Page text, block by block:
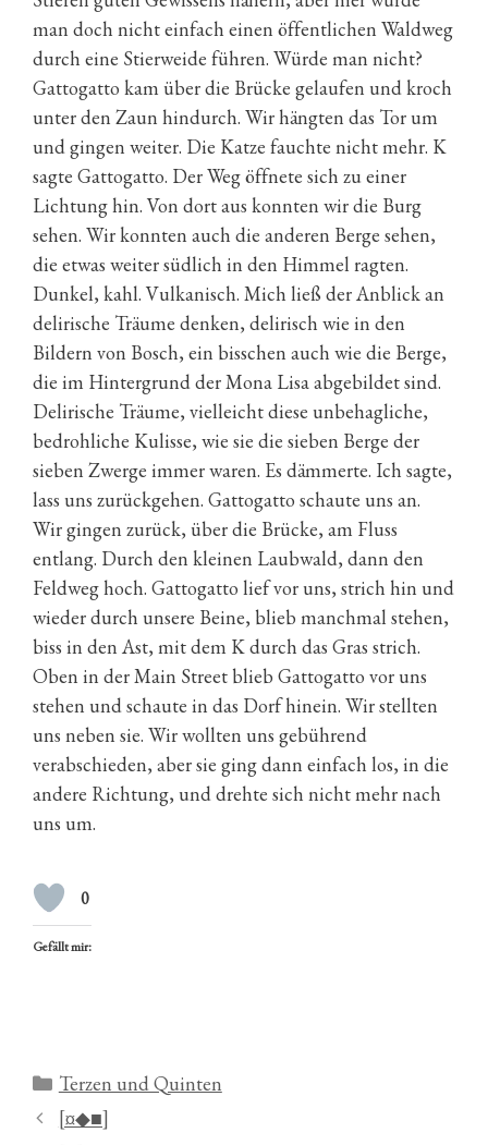
man doch nicht einfach einen öffentlichen Waldweg
durch eine Stierweide führen. Würde man nicht?
Gattogatto kam über die Brücke gelaufen und kroch
unter den Zaun hindurch. Wir hängten das Tor um
und gingen weiter. Die Katze fauchte nicht mehr. K
sagte Gattogatto. Der Weg öffnete sich zu einer
Lichtung hin. Von dort aus konnten wir die Burg
sehen. Wir konnten auch die anderen Berge sehen,
die etwas weiter südlich in den Himmel ragten.
Dunkel, kahl. Vulkanisch. Mich ließ der Anblick an
delirische Träume denken, delirisch wie in den
Bildern von Bosch, ein bisschen auch wie die Berge,
die im Hintergrund der Mona Lisa abgebildet sind.
Delirische Träume, vielleicht diese unbehagliche,
bedrohliche Kulisse, wie sie die sieben Berge der
sieben Zwerge immer waren. Es dämmerte. Ich sagte,
lass uns zurückgehen. Gattogatto schaute uns an.
Wir gingen zurück, über die Brücke, am Fluss
entlang. Durch den kleinen Laubwald, dann den
Feldweg hoch. Gattogatto lief vor uns, strich hin und
wieder durch unsere Beine, blieb manchmal stehen,
biss in den Ast, mit dem K durch das Gras strich.
Oben in der Main Street blieb Gattogatto vor uns
stehen und schaute in das Dorf hinein. Wir stellten
uns neben sie. Wir wollten uns gebührend
verabschieden, aber sie ging dann einfach los, in die
andere Richtung, und drehte sich nicht mehr nach
uns um.
0
Gefällt mir:
Kategorien
Terzen und Quinten
[¤◆■]